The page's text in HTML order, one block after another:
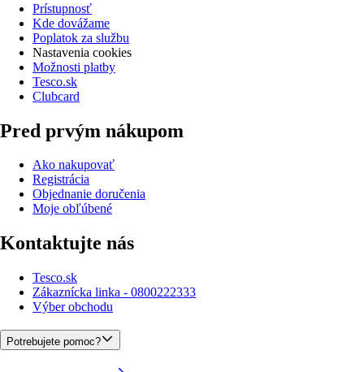
Prístupnosť
Kde dovážame
Poplatok za službu
Nastavenia cookies
Možnosti platby
Tesco.sk
Clubcard
Pred prvým nákupom
Ako nakupovať
Registrácia
Objednanie doručenia
Moje obľúbené
Kontaktujte nás
Tesco.sk
Zákaznícka linka - 0800222333
Výber obchodu
Potrebujete pomoc?